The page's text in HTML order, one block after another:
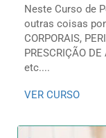
Neste Curso de
outras coisas
CORPORAIS,
PRESCRIÇÃO
etc....
VER CURSO